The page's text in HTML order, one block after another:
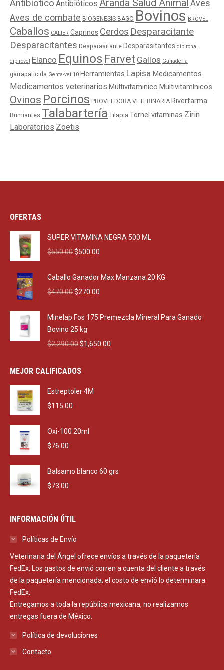
Antibiotico Antibióticos Aranda Salud AnimalAves
Aves de combate BIOGENESIS BAGO Bovinos BROVEL
Caballos CALIER Caprinos Cerdos Desparacitante
Desparacitantes Desparasitante Desparasitantes dipirona
dipirovet Elanco Equinos Farvet Gallos Ganaderia
garrapaticida Genta-vet 10 Herramientas Lapisa Medicamentos
Medicamentos veterinarios Multivitaminico Multivitamínicos
Ovinos Porcinos PROVEEDORA VETERINARIA Riverfarma
Rumiantes Talabartería Tilapia Tornel vitaminas Zirin
Laboratorios Zoetis
OFERTAS
SUPER VITAMINA NEGRA 500 ML
$550.00Original
was:
$550.00.
$500.00
is:
Caballo Ganador Max Manzana 20 KG
$470.00Original
was:
$470.00.
$270.00
is:
Minelap Fos 175 Premezcla Mineral Para Ganado
Bovino 25 kg
$2,290.00Original
was:
$1,650.00
MEJOR CALIFICADOS
Estreptoler 4M
$115.00
Oxi-100 20ml
$76.00
Balsamo blanco 60 grs
$73.00
INFORMACIÓN ÚTIL
Políticas de Envío
Veterinaria del Ángel ofrece envíos a través de la paquetería
FedEx, Los gastos de envió corren a cuenta del cliente a través
de la paquetería mencionada; el costo de envió lo determinara
FedEx.
Entregamos a toda la república mexicana, no realizamos
entregas fuera de México.
Política de devoluciones
Contacto